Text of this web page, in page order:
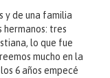
y de una familia
hermanos: tres
lo que fue
mucho en la
6 años empecé